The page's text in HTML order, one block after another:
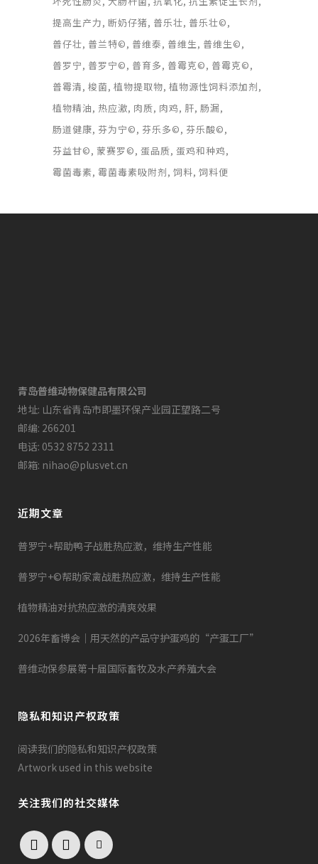
提高生产力 断奶仔猪 普乐壮 普乐壮©
普仔壮 普兰特© 普维泰 普维生 普维生©
普罗宁 普罗宁© 普育多 普霉克© 普霉克©
普霉清 梭菌 植物提取物 植物源性饲料添加剂
植物精油 热应激 肉质 肉鸡 肝 肠漏
肠道健康 芬为宁© 芬乐多© 芬乐酸©
芬益甘© 蒙赛罗© 蛋品质 蛋鸡和种鸡
霉菌毒素 霉菌毒素吸附剂 饲料 饲料便
青岛普维动物保健品有限公司
地址: 山东省青岛市即墨环保产业园正望路二号
邮编: 266201
电话: 0532 8752 2311
邮箱: nihao@plusvet.cn
近期文章
普罗宁+帮助鸭子战胜热应激，维持生产性能
普罗宁+©帮助家禽战胜热应激，维持生产性能
植物精油对抗热应激的清爽效果
2026年畜博会｜用天然的产品守护蛋鸡的“产蛋工厂”
普维动保参展第十届国际畜牧及水产养殖大会
隐私和知识产权政策
阅读我们的隐私和知识产权政策
Artwork used in this website
关注我们的社交媒体